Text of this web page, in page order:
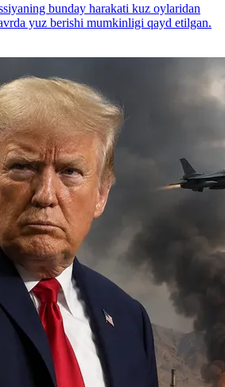
bunday harakati kuz oylaridan
yuz berishi mumkinligi qayd etilgan.